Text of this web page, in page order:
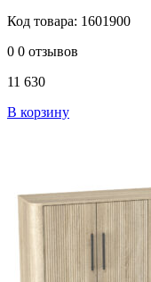
Код товара: 1601900
0 0 отзывов
11 630
В корзину